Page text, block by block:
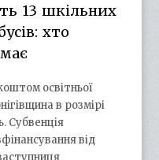
13 шкільних
хто
освітньої
в розмірі
Субвенція
від